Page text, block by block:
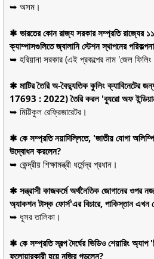
➥ অসম।
✱ ভারতের কোন রাজ্য সরকার সম্প্রতি রাজ্যের
ক্যাম্পাসগুলিতে জ্বালানি স্টেশন স্থাপনের
➥ হরিয়ানা সরকার (এই প্রকল্পের নাম 'জেল
✱ মাটির তৈরি অ-বৈদ্যুতিক কুলিং ক্যাবিনেটের
17693 : 2022) তৈরি করল 'ব্যুরো অফ ইন্ডিয়ান
➥ মিট্টিকুল রেফ্রিজারেটর।
✱ কে সম্প্রতি নয়াদিল্লিতে, 'জাতীয় যোগা
উদ্বোধন করলেন?
➥ কেন্দ্রীয় শিক্ষামন্ত্রী ধর্মেন্দ্র প্রধান।
✱ সন্ত্রাসী কাজকর্মে অর্থনৈতিক জোগানের ওপর
অ্যাকশন টাস্ক ফোর্স'এর বিচারে, পাকিস্তান এখন
➥ ধূসর তালিকা।
✱ কে সম্প্রতি স্বল্প দৈর্ঘের ভিডিও শেয়ারিং অ্যাপ
ফলোয়ারকারী হয়ে নজির গড়লেন?